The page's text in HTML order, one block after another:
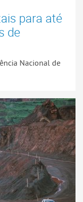
para até
de
Nacional de